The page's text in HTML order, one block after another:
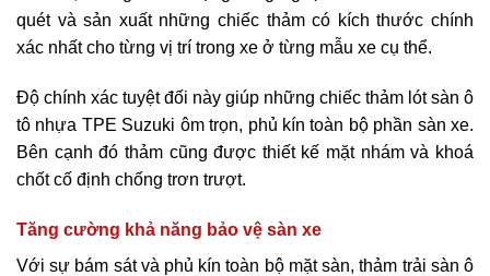
quét và sản xuất những chiếc thảm có kích thước chính
xác nhất cho từng vị trí trong xe ở từng mẫu xe cụ thể.
Độ chính xác tuyệt đối này giúp những chiếc thảm lót sàn ô
tô nhựa TPE Suzuki ôm trọn, phủ kín toàn bộ phần sàn xe.
Bên cạnh đó thảm cũng được thiết kế mặt nhám và khoá
chốt cố định chống trơn trượt.
Tăng cường khả năng bảo vệ sàn xe
Với sự bám sát và phủ kín toàn bộ mặt sàn, thảm trải sàn ô